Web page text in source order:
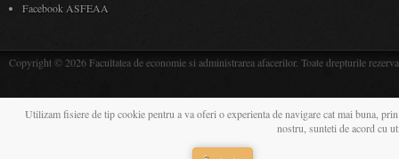
Facebook ASFEAA
Copyright © 2026 Facultatea de economie si administrarea afacerilor. Toate drepturile
Utilizam fisiere de tip cookie pentru a va oferi o experienta de navigare cat mai buna,
nostru, sunteti de acord cu